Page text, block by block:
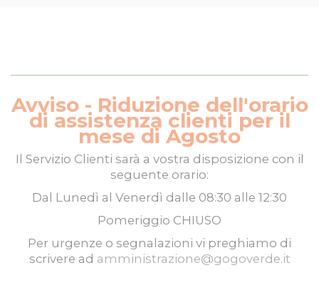
Avviso - Riduzione dell'orario
di assistenza clienti per il
mese di Agosto
Il Servizio Clienti sarà a vostra disposizione con il
seguente orario:
Dal Lunedì al Venerdì dalle 08:30 alle 12:30
Pomeriggio CHIUSO
Per urgenze o segnalazioni vi preghiamo di
scrivere ad amministrazione@gogoverde.it